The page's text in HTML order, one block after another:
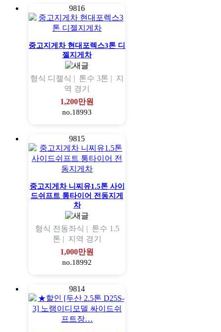
9816
중고지게차 현대포렉스3톤 디
젤지게차
형식 디젤식 | 톤수 3톤 | 지
역 경기
1,200만원
no.18993
9815
중고지게차 니찌유1.5톤 사이
드쉬프트 통타이어 전동지게
차
형식 전동좌식 | 톤수 1.5
톤 | 지역 경기
1,000만원
no.18992
9814